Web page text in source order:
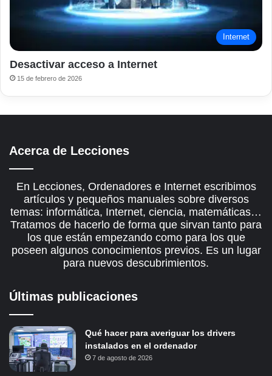
Internet
Desactivar acceso a Internet
15 de febrero de 2026
Acerca de Lecciones
En Lecciones, Ordenadores e Internet escribimos
artículos y pequeños manuales sobre diversos
temas: informática, Internet, ciencia, matemáticas…
Tratamos de hacerlo de forma que sirvan tanto para
los que están empezando como para los que
poseen algunos conocimientos previos. Es un lugar
para nuevos descubrimientos.
Últimas publicaciones
Qué hacer para averiguar los drivers
instalados en el ordenador
7 de agosto de 2026